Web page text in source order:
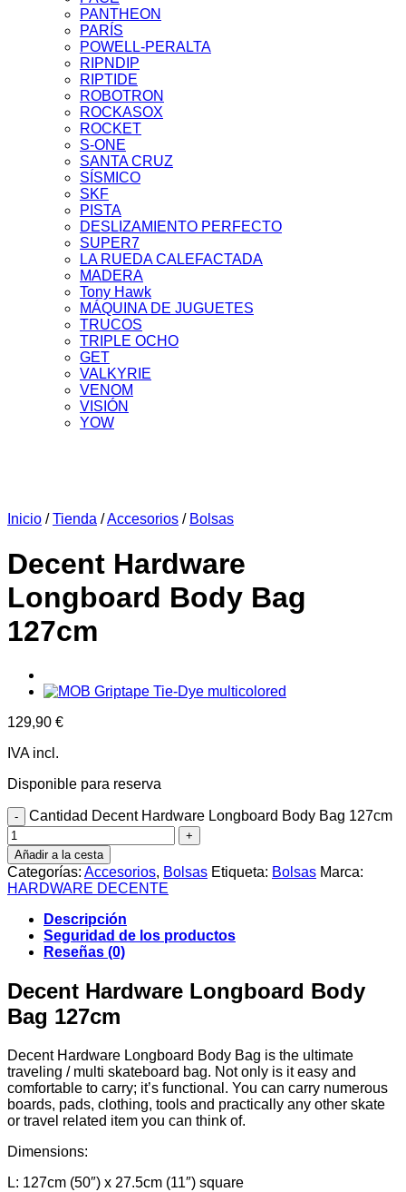
PANTHEON
PARÍS
POWELL-PERALTA
RIPNDIP
RIPTIDE
ROBOTRON
ROCKASOX
ROCKET
S-ONE
SANTA CRUZ
SÍSMICO
SKF
PISTA
DESLIZAMIENTO PERFECTO
SUPER7
LA RUEDA CALEFACTADA
MADERA
Tony Hawk
MÁQUINA DE JUGUETES
TRUCOS
TRIPLE OCHO
GET
VALKYRIE
VENOM
VISIÓN
YOW
Inicio / Tienda /Accesorios / Bolsas
Decent Hardware
Longboard Body Bag
127cm
129,90 €
IVA incl.
Disponible para reserva
Cantidad Decent Hardware Longboard Body Bag 127cm
Añadir a la cesta
Categorías: Accesorios, Bolsas Etiqueta: Bolsas Marca:
HARDWARE DECENTE
Descripción
Seguridad de los productos
Reseñas (0)
Decent Hardware Longboard Body
Bag 127cm
Decent Hardware Longboard Body Bag is the ultimate
traveling / multi skateboard bag. Not only is it easy and
comfortable to carry; it’s functional. You can carry numerous
boards, pads, clothing, tools and practically any other skate
or travel related item you can think of.
Dimensions:
L: 127cm (50″) x 27.5cm (11″) square